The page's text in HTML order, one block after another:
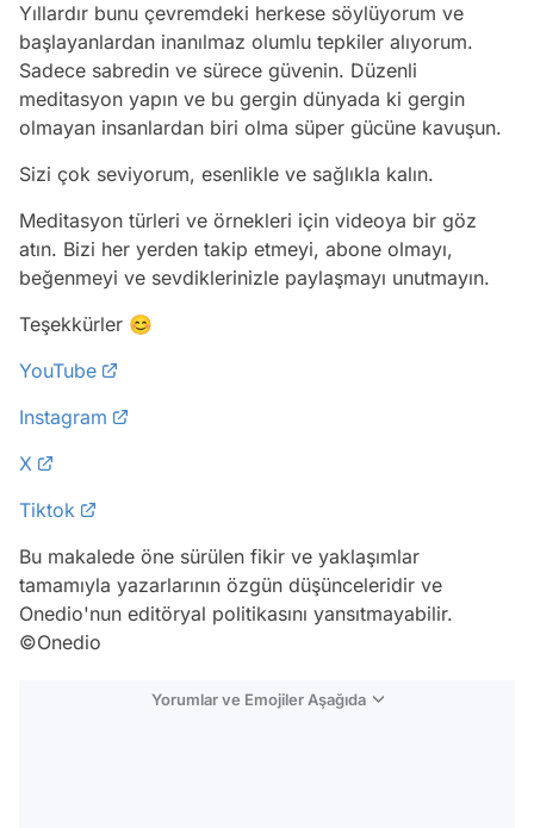
Yıllardır bunu çevremdeki herkese söylüyorum ve
başlayanlardan inanılmaz olumlu tepkiler alıyorum.
Sadece sabredin ve sürece güvenin. Düzenli
meditasyon yapın ve bu gergin dünyada ki gergin
olmayan insanlardan biri olma süper gücüne kavuşun.
Sizi çok seviyorum, esenlikle ve sağlıkla kalın.
Meditasyon türleri ve örnekleri için videoya bir göz
atın. Bizi her yerden takip etmeyi, abone olmayı,
beğenmeyi ve sevdiklerinizle paylaşmayı unutmayın.
Teşekkürler 😊
YouTube
Instagram
X
Tiktok
Bu makalede öne sürülen fikir ve yaklaşımlar
tamamıyla yazarlarının özgün düşünceleridir ve
Onedio'nun editöryal politikasını yansıtmayabilir.
©Onedio
Yorumlar ve Emojiler Aşağıda